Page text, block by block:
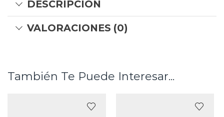
DESCRIPCIÓN
VALORACIONES (0)
También Te Puede Interesar...